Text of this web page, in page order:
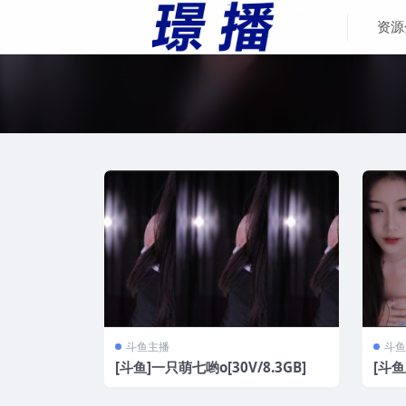
资
斗鱼主播
[斗鱼]一只萌七哟o[30V/8.3GB]
斗
[斗